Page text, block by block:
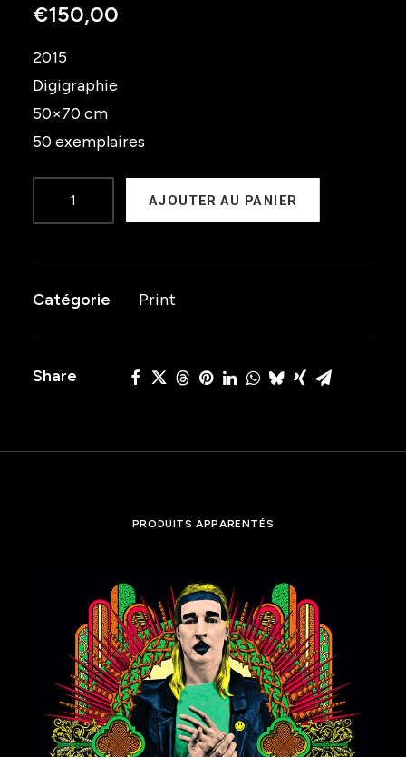
€150,00
2015
Digigraphie
50×70 cm
50 exemplaires
de
und
AJOUTER AU PANIER
Catégorie Print
Share
PRODUITS APPARENTÉS